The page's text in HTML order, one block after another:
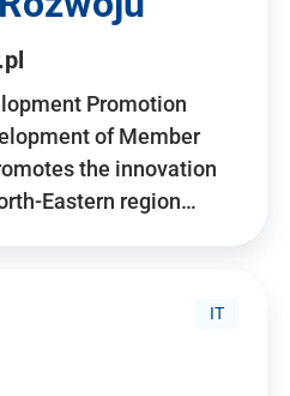
Promotion
of Member
the innovation
Eastern region…
IT